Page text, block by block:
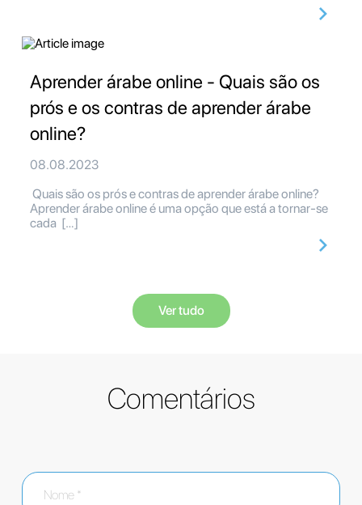
Aprender árabe online - Quais são os
prós e os contras de aprender árabe
online?
08.08.2023
Quais são os prós e contras de aprender árabe online?
Aprender árabe online é uma opção que está a tornar-se
cada […]
Ver tudo
Comentários